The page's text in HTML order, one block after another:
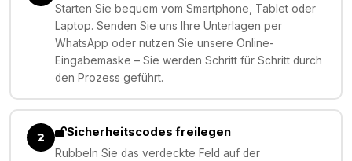
Starten Sie bequem vom Smartphone, Tablet oder
Laptop. Senden Sie uns Ihre Unterlagen per
WhatsApp oder nutzen Sie unsere Online-
Eingabemaske – Sie werden Schritt für Schritt durch
den Prozess geführt.
2 Sicherheitscodes freilegen
Rubbeln Sie das verdeckte Feld auf der